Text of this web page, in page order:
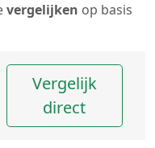
vergelijken op basis
Vergelijk
direct